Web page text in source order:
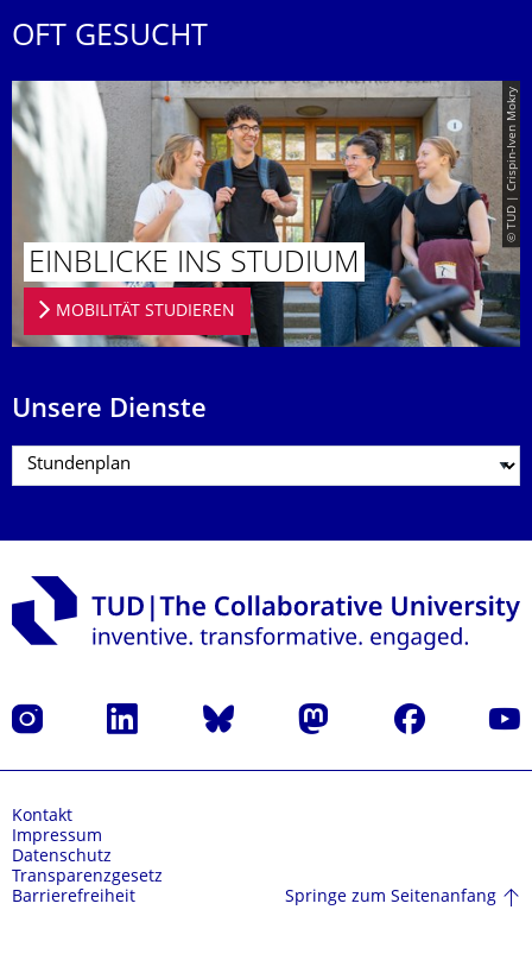
OFT GESUCHT
© TUD | Crispin-Iven Mokry
EINBLICKE INS STUDIUM
MOBILITÄT STUDIEREN
Unsere Dienste
Instagram LinkedIn Bluesky Mastodon Facebook
Kontakt
Impressum
Datenschutz
Transparenzgesetz
Barrierefreiheit
Springe zum Seitenanfang